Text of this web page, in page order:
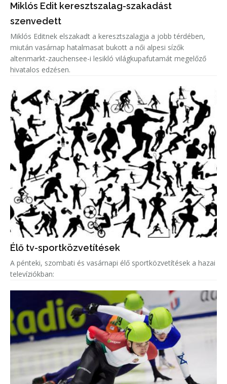
Miklós Edit keresztszalag-szakadást
szenvedett
Miklós Editnek elszakadt a keresztszalagja a jobb térdében,
miután vasárnap hatalmasat bukott a női alpesi sízők
altenmarkt-zauchensee-i lesikló világkupafutamát megelőző
hivatalos edzésen.
Élő tv-sportközvetítések
A pénteki, szombati és vasárnapi élő sportközvetítések a hazai
televíziókban: